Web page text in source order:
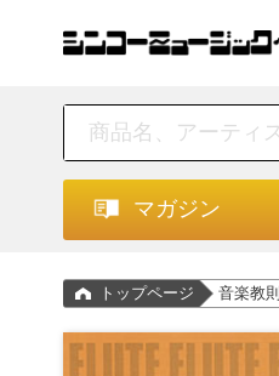
マガジン
トップページ 音楽教則